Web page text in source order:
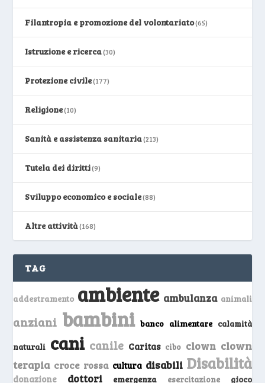
Filantropia e promozione del volontariato(65)
Istruzione e ricerca(30)
Protezione civile(177)
Religione(10)
Sanità e assistenza sanitaria(213)
Tutela dei diritti(9)
Sviluppo economico e sociale(88)
Altre attività(168)
TAG
addestramento ambiente ambulanza animali
anziani bambini banco alimentare calamità
naturali cani canile Caritas cibo clown clown
terapia croce rossa cultura disabili Disabilità
donazione dottori emergenza esercitazione gioco